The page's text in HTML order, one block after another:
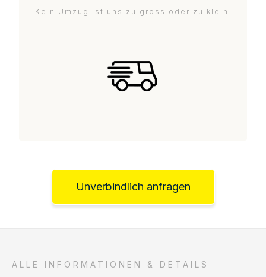
Kein Umzug ist uns zu gross oder zu klein.
Unverbindlich anfragen
ALLE INFORMATIONEN & DETAILS